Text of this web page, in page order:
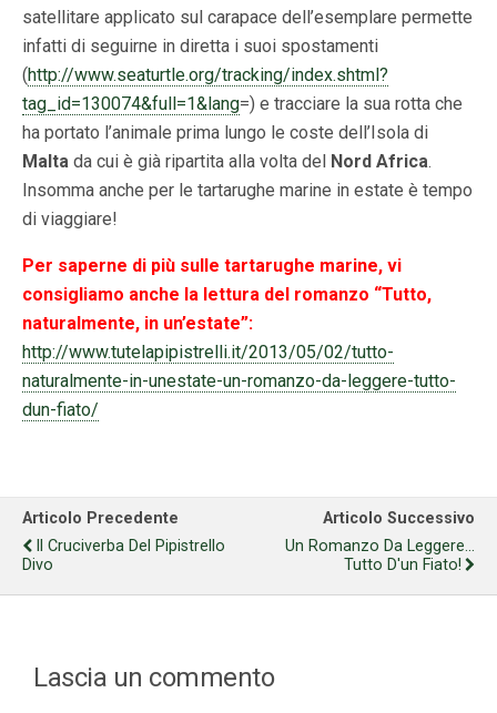
satellitare applicato sul carapace dell’esemplare permette
infatti di seguirne in diretta i suoi spostamenti
(http://www.seaturtle.org/tracking/index.shtml?
tag_id=130074&full=1&lang=) e tracciare la sua rotta che
ha portato l’animale prima lungo le coste dell’Isola di
Malta da cui è già ripartita alla volta del Nord Africa.
Insomma anche per le tartarughe marine in estate è tempo
di viaggiare!
Per saperne di più sulle tartarughe marine, vi
consigliamo anche la lettura del romanzo “Tutto,
naturalmente, in un’estate”:
http://www.tutelapipistrelli.it/2013/05/02/tutto-
naturalmente-in-unestate-un-romanzo-da-leggere-tutto-
dun-fiato/
Articolo Precedente
Il Cruciverba Del Pipistrello
Divo
Articolo Successivo
Un Romanzo Da Leggere...
Tutto D'un Fiato!
Lascia un commento